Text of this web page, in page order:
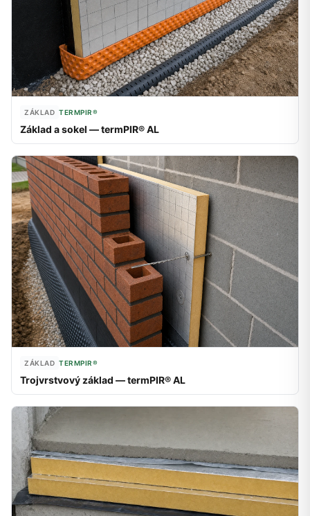
ZÁKLAD TERMPIR®
Základ a sokel — termPIR® AL
ZÁKLAD TERMPIR®
Trojvrstvový základ — termPIR® AL